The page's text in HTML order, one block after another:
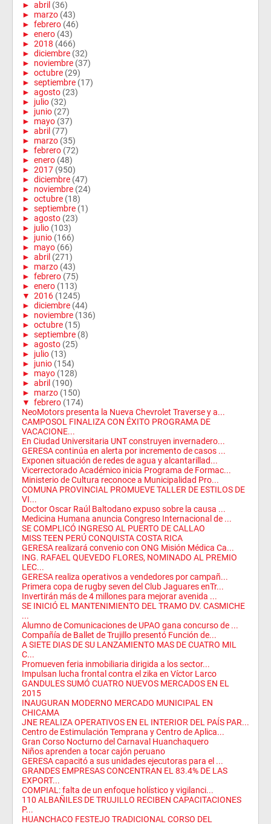
► abril (36)
► marzo (43)
► febrero (46)
► enero (43)
► 2018 (466)
► diciembre (32)
► noviembre (37)
► octubre (29)
► septiembre (17)
► agosto (23)
► julio (32)
► junio (27)
► mayo (37)
► abril (77)
► marzo (35)
► febrero (72)
► enero (48)
► 2017 (950)
► diciembre (47)
► noviembre (24)
► octubre (18)
► septiembre (1)
► agosto (23)
► julio (103)
► junio (166)
► mayo (66)
► abril (271)
► marzo (43)
► febrero (75)
► enero (113)
▼ 2016 (1245)
► diciembre (44)
► noviembre (136)
► octubre (15)
► septiembre (8)
► agosto (25)
► julio (13)
► junio (154)
► mayo (128)
► abril (190)
► marzo (150)
▼ febrero (174)
NeoMotors presenta la Nueva Chevrolet Traverse y a...
CAMPOSOL FINALIZA CON ÉXITO PROGRAMA DE
VACACIONE...
En Ciudad Universitaria UNT construyen invernadero...
GERESA continúa en alerta por incremento de casos ...
Exponen situación de redes de agua y alcantarillad...
Vicerrectorado Académico inicia Programa de Formac...
Ministerio de Cultura reconoce a Municipalidad Pro...
COMUNA PROVINCIAL PROMUEVE TALLER DE ESTILOS DE
VI...
Doctor Oscar Raúl Baltodano expuso sobre la causa ...
Medicina Humana anuncia Congreso Internacional de ...
SE COMPLICÓ INGRESO AL PUERTO DE CALLAO
MISS TEEN PERÚ CONQUISTA COSTA RICA
GERESA realizará convenio con ONG Misión Médica Ca...
ING. RAFAEL QUEVEDO FLORES, NOMINADO AL PREMIO
LEC...
GERESA realiza operativos a vendedores por campañ...
Primera copa de rugby seven del Club Jaguares enTr...
Invertirán más de 4 millones para mejorar avenida ...
SE INICIÓ EL MANTENIMIENTO DEL TRAMO DV. CASMICHE
...
Alumno de Comunicaciones de UPAO gana concurso de ...
Compañía de Ballet de Trujillo presentó Función de...
A SIETE DIAS DE SU LANZAMIENTO MAS DE CUATRO MIL
C...
Promueven feria inmobiliaria dirigida a los sector...
Impulsan lucha frontal contra el zika en Víctor Larco
GANDULES SUMÓ CUATRO NUEVOS MERCADOS EN EL
2015
INAUGURAN MODERNO MERCADO MUNICIPAL EN
CHICAMA
JNE REALIZA OPERATIVOS EN EL INTERIOR DEL PAÍS PAR...
Centro de Estimulación Temprana y Centro de Aplica...
Gran Corso Nocturno del Carnaval Huanchaquero
Niños aprenden a tocar cajón peruano
GERESA capacitó a sus unidades ejecutoras para el ...
GRANDES EMPRESAS CONCENTRAN EL 83.4% DE LAS
EXPORT...
COMPIAL: falta de un enfoque holístico y vigilanci...
110 ALBAÑILES DE TRUJILLO RECIBEN CAPACITACIONES
P...
HUANCHACO FESTEJO TRADICIONAL CORSO DEL